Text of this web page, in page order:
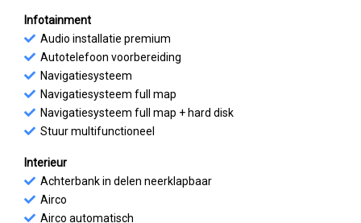
Infotainment
Audio installatie premium
Autotelefoon voorbereiding
Navigatiesysteem
Navigatiesysteem full map
Navigatiesysteem full map + hard disk
Stuur multifunctioneel
Interieur
Achterbank in delen neerklapbaar
Airco
Airco automatisch